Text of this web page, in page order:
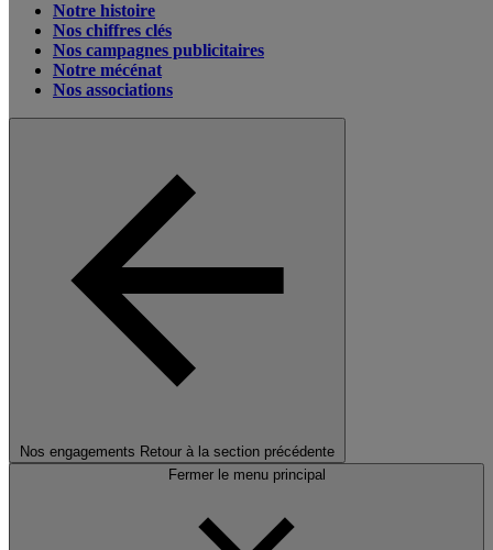
Notre histoire
Nos chiffres clés
Nos campagnes publicitaires
Notre mécénat
Nos associations
Nos engagements Retour à la section précédente
Fermer le menu principal